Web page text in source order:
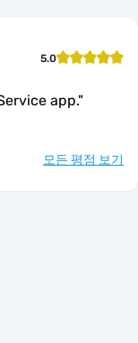
5.0
app."
모든 평점 보기